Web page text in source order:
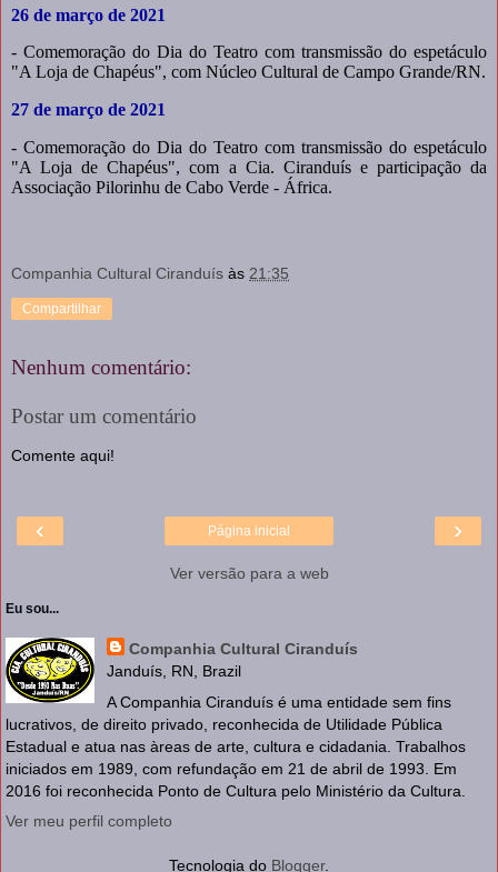
26 de março de 2021
- Comemoração do Dia do Teatro com transmissão do espetáculo
"A Loja de Chapéus", com Núcleo Cultural de Campo Grande/RN.
27 de março de 2021
- Comemoração do Dia do Teatro com transmissão do espetáculo
"A Loja de Chapéus", com a Cia. Ciranduís e participação da
Associação Pilorinhu de Cabo Verde - África.
Companhia Cultural Ciranduís às 21:35
Compartilhar
Nenhum comentário:
Postar um comentário
Comente aqui!
‹ ›
Página inicial
Ver versão para a web
Eu sou...
Companhia Cultural Ciranduís
Janduís, RN, Brazil
A Companhia Ciranduís é uma entidade sem fins
lucrativos, de direito privado, reconhecida de Utilidade Pública
Estadual e atua nas àreas de arte, cultura e cidadania. Trabalhos
iniciados em 1989, com refundação em 21 de abril de 1993. Em
2016 foi reconhecida Ponto de Cultura pelo Ministério da Cultura.
Ver meu perfil completo
Tecnologia do Blogger.